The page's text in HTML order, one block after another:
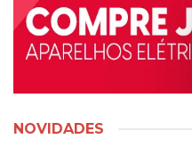
NOVIDADES